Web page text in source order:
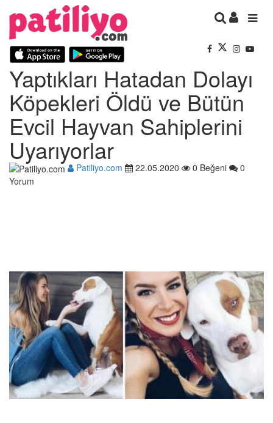
Yaptıkları Hatadan Dolayı
Köpekleri Öldü ve Bütün
Evcil Hayvan Sahiplerini
Uyarıyorlar
Patiliyo.com 22.05.2020 0 Beğeni
0
Yorum